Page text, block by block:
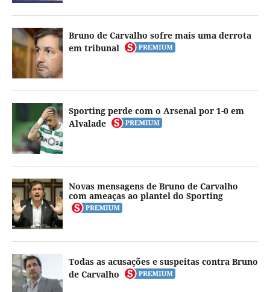
Bruno de Carvalho sofre mais uma derrota
em tribunal
Sporting perde com o Arsenal por 1-0 em
Alvalade
Novas mensagens de Bruno de Carvalho
com ameaças ao plantel do Sporting
Todas as acusações e suspeitas contra Bruno
de Carvalho